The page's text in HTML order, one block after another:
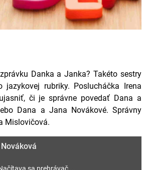
Danka a Janka? Takéto sestry
rubriky. Poslucháčka Irena
či je správne povedať Dana a
Dana a Jana Novákové. Správny
Mislovičová.